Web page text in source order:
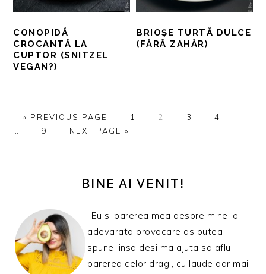
CONOPIDĂ
CROCANTĂ LA
CUPTOR (SNITZEL
VEGAN?)
BRIOȘE TURTĂ DULCE
(FĂRĂ ZAHĂR)
« GO
TO
PREVIOUS PAGE PAGINĂ
1 PAGINĂ
2 PAGINĂ
3 PAGINĂ
4
PAGINĂ
9
GO
NEXT PAGE »
PRINCIPALĂBINE AI VENIT!
Eu si parerea mea despre mine, o
adevarata provocare as putea
spune, insa desi ma ajuta sa aflu
parerea celor dragi, cu laude dar mai